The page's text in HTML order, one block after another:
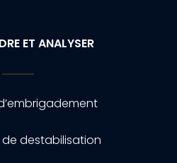
ET ANALYSER
destabilisation